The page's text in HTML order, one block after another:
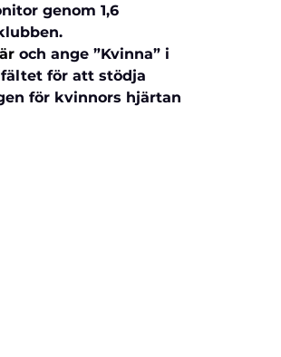
genom 1,6
och ange ”Kvinna” i
för att stödja
för kvinnors hjärtan